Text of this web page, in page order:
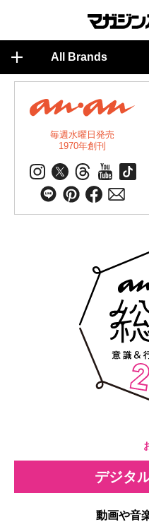
All Brands
毎週水曜日発売
1970年創刊
デジタ
動画や音